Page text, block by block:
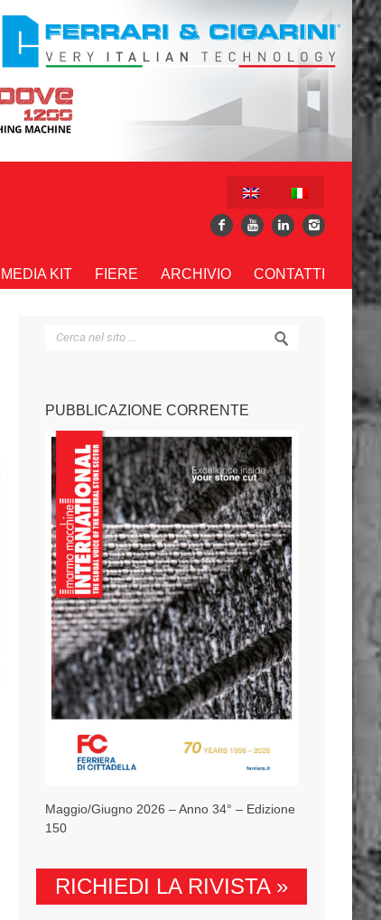
MEDIA KIT FIERE ARCHIVIO CONTATTI
PUBBLICAZIONE CORRENTE
Maggio/Giugno 2026 – Anno 34° – Edizione
150
RICHIEDI LA RIVISTA »